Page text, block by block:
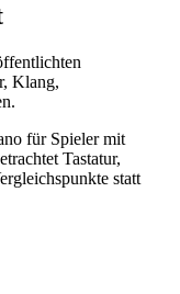
Klang,
für Spieler mit
Tastatur,
statt